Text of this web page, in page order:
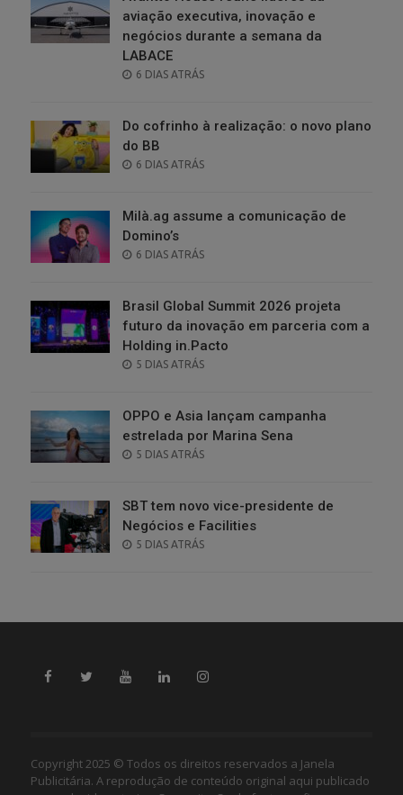
aviação executiva, inovação e
negócios durante a semana da
LABACE
POSTED
6 DIAS ATRÁS
Do cofrinho à realização: o novo plano
do BB
POSTED
6 DIAS ATRÁS
Milà.ag assume a comunicação de
Domino’s
POSTED
6 DIAS ATRÁS
Brasil Global Summit 2026 projeta
futuro da inovação em parceria com a
Holding in.Pacto
POSTED
5 DIAS ATRÁS
OPPO e Asia lançam campanha
estrelada por Marina Sena
POSTED
5 DIAS ATRÁS
SBT tem novo vice-presidente de
Negócios e Facilities
POSTED
5 DIAS ATRÁS
Copyright 2025 © Todos os direitos reservados a Janela
Publicitária. A reprodução de conteúdo original aqui publicado